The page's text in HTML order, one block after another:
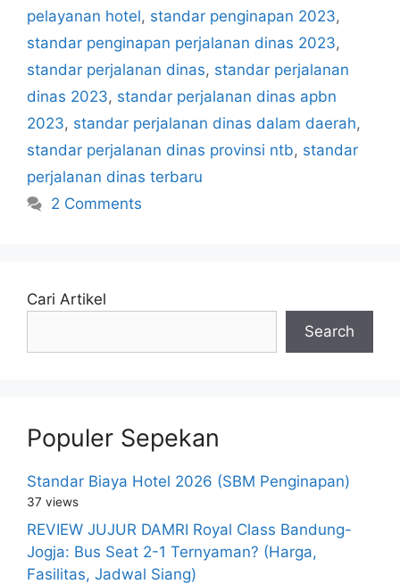
pelayanan hotel, standar penginapan 2023,
standar penginapan perjalanan dinas 2023,
standar perjalanan dinas, standar perjalanan
dinas 2023, standar perjalanan dinas apbn
2023, standar perjalanan dinas dalam daerah,
standar perjalanan dinas provinsi ntb, standar
perjalanan dinas terbaru
2 Comments
Cari Artikel
Search
Populer Sepekan
Standar Biaya Hotel 2026 (SBM Penginapan)
37 views
REVIEW JUJUR DAMRI Royal Class Bandung-
Jogja: Bus Seat 2-1 Ternyaman? (Harga,
Fasilitas, Jadwal Siang)